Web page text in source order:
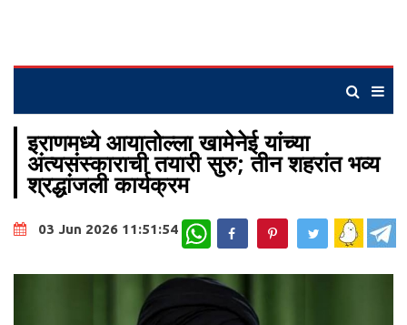
इराणमध्ये आयातोल्ला खामेनेई यांच्या
अंत्यसंस्काराची तयारी सुरु; तीन शहरांत भव्य
श्रद्धांजली कार्यक्रम
03 Jun 2026 11:51:54 WhatsApp